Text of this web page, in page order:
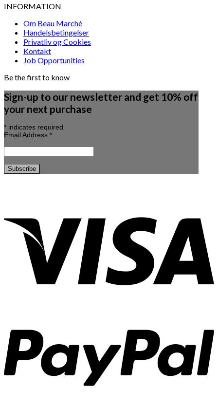
INFORMATION
Om Beau Marché
Handelsbetingelser
Privatliv og Cookies
Kontakt
Job Opportunities
Be the first to know
Sign-up to our newsletter and get 10% off
your next purchase
* indicates required
Email Address *